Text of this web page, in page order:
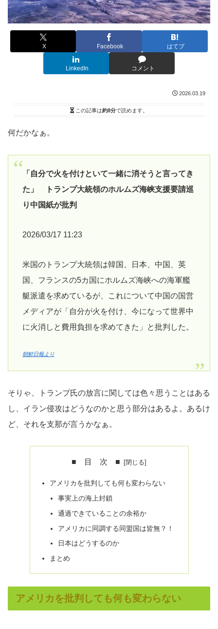
X Facebook はてブ
LinkedIn コメント
2026.03.19
この記事は約8分で読めます。
何だかなぁ。
「自分で火を付けといて一緒に消そうと言ってき
た」 トランプ大統領のホルムズ海峡支援要請巡
り中国紙が批判
2026/03/17 11:23
米国のトランプ大統領は韓国、日本、中国、英
国、フランスの5カ国にホルムズ海峡への海軍艦
艇派遣を求めているが、これについて中国の国営
メディアが「自分が火を付け、今になって世界中
に火消しと費用負担を求めてきた」と批判した。
朝鮮日報より
そりゃ、トランプ氏の放言に関しては色々思うことはある
し、イラン侵攻はどうなのかと思う部分はあるよ。あるけ
ど、それを支那が言うかなぁ。
■ 目 次 ■
アメリカを批判しても何も変わらない
事実上の海上封鎖
通過できていることの余裕か
アメリカに同調する同盟国は皆無？！
日本はどうするのか
まとめ
アメリカを批判しても何も変わらない